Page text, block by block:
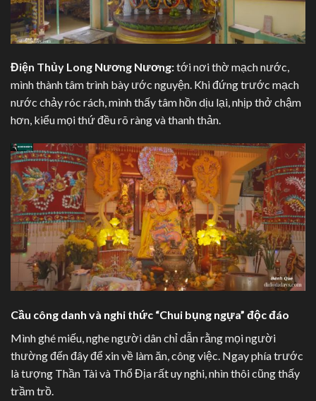
Điện Thủy Long Nương Nương:tới nơi thờ mạch nước,
mình thành tâm trình bày ước nguyện. Khi đứng trước mạch
nước chảy róc rách, mình thấy tâm hồn dịu lại, nhịp thở chậm
hơn, kiểu mọi thứ đều rõ ràng và thanh thản.
Cầu công danh và nghi thức “Chui bụng ngựa” độc đáo
Mình ghé miếu, nghe người dân chỉ dẫn rằng mọi người
thường đến đây để xin về làm ăn, công việc. Ngay phía trước
là tượng Thần Tài và Thổ Địa rất uy nghi, nhìn thôi cũng thấy
trầm trồ.